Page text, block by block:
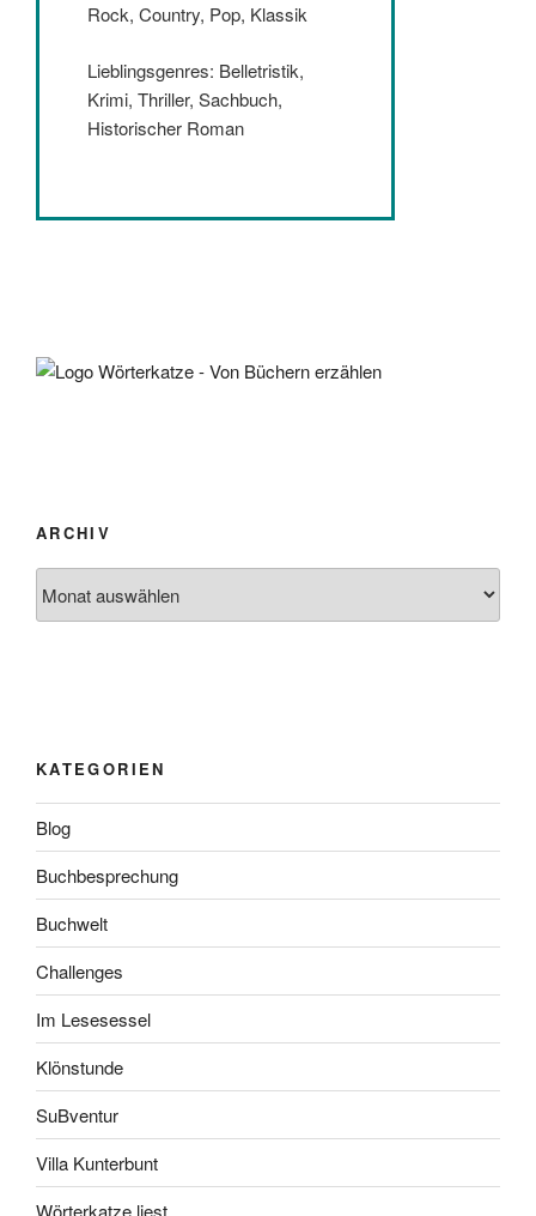
Rock, Country, Pop, Klassik
Lieblingsgenres: Belletristik,
Krimi, Thriller, Sachbuch,
Historischer Roman
ARCHIV
KATEGORIEN
Blog
Buchbesprechung
Buchwelt
Challenges
Im Lesesessel
Klönstunde
SuBventur
Villa Kunterbunt
Wörterkatze liest…